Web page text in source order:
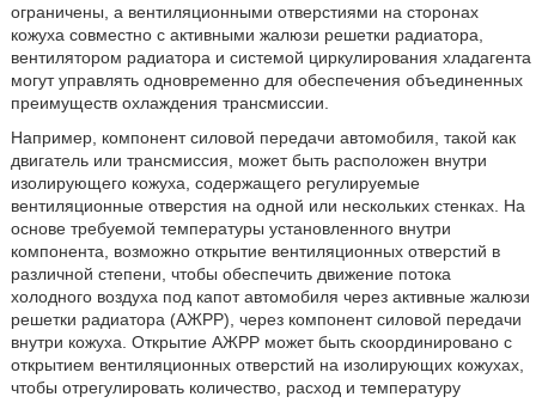
ограничены, а вентиляционными отверстиями на сторонах
кожуха совместно с активными жалюзи решетки радиатора,
вентилятором радиатора и системой циркулирования хладагента
могут управлять одновременно для обеспечения объединенных
преимуществ охлаждения трансмиссии.
Например, компонент силовой передачи автомобиля, такой как
двигатель или трансмиссия, может быть расположен внутри
изолирующего кожуха, содержащего регулируемые
вентиляционные отверстия на одной или нескольких стенках. На
основе требуемой температуры установленного внутри
компонента, возможно открытие вентиляционных отверстий в
различной степени, чтобы обеспечить движение потока
холодного воздуха под капот автомобиля через активные жалюзи
решетки радиатора (АЖРР), через компонент силовой передачи
внутри кожуха. Открытие АЖРР может быть скоординировано с
открытием вентиляционных отверстий на изолирующих кожухах,
чтобы отрегулировать количество, расход и температуру